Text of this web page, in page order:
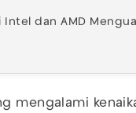
dan AMD
mengalami